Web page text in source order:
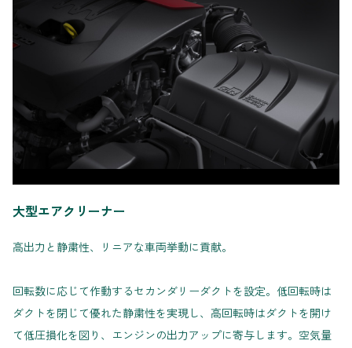
大型エアクリーナー
高出力と静粛性、リニアな車両挙動に貢献。
回転数に応じて作動するセカンダリーダクトを設定。低回転時は
ダクトを閉じて優れた静粛性を実現し、高回転時はダクトを開け
て低圧損化を図り、エンジンの出力アップに寄与します。空気量